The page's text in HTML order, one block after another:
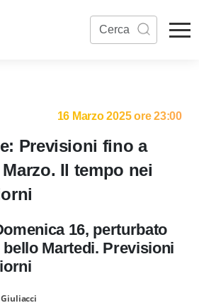
16 Marzo 2025 ore 23:00
Previsioni fino a
Il tempo nei
16, perturbato
Martedi. Previsioni